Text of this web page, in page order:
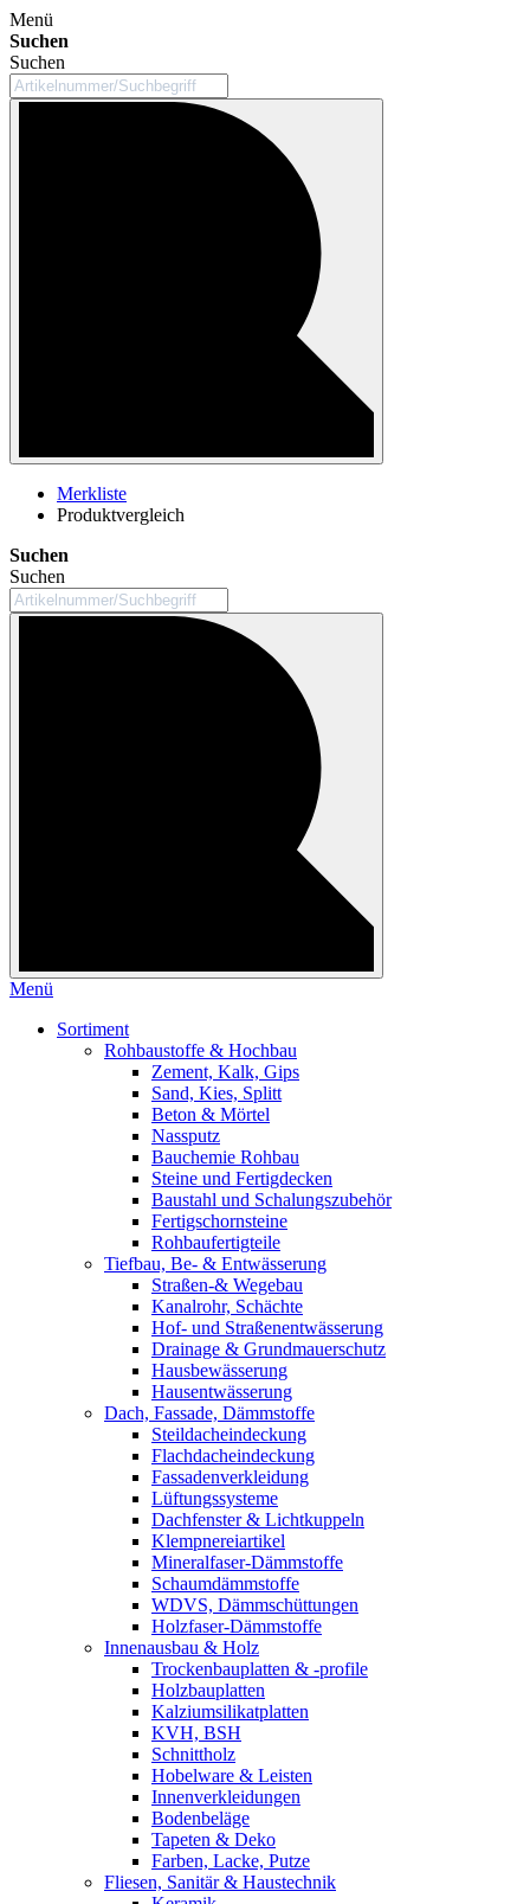
Menü
Suchen
Suchen
Merkliste
Produktvergleich
Suchen
Suchen
Menü
Sortiment
Rohbaustoffe & Hochbau
Zement, Kalk, Gips
Sand, Kies, Splitt
Beton & Mörtel
Nassputz
Bauchemie Rohbau
Steine und Fertigdecken
Baustahl und Schalungszubehör
Fertigschornsteine
Rohbaufertigteile
Tiefbau, Be- & Entwässerung
Straßen-& Wegebau
Kanalrohr, Schächte
Hof- und Straßenentwässerung
Drainage & Grundmauerschutz
Hausbewässerung
Hausentwässerung
Dach, Fassade, Dämmstoffe
Steildacheindeckung
Flachdacheindeckung
Fassadenverkleidung
Lüftungssysteme
Dachfenster & Lichtkuppeln
Klempnereiartikel
Mineralfaser-Dämmstoffe
Schaumdämmstoffe
WDVS, Dämmschüttungen
Holzfaser-Dämmstoffe
Innenausbau & Holz
Trockenbauplatten & -profile
Holzbauplatten
Kalziumsilikatplatten
KVH, BSH
Schnittholz
Hobelware & Leisten
Innenverkleidungen
Bodenbeläge
Tapeten & Deko
Farben, Lacke, Putze
Fliesen, Sanitär & Haustechnik